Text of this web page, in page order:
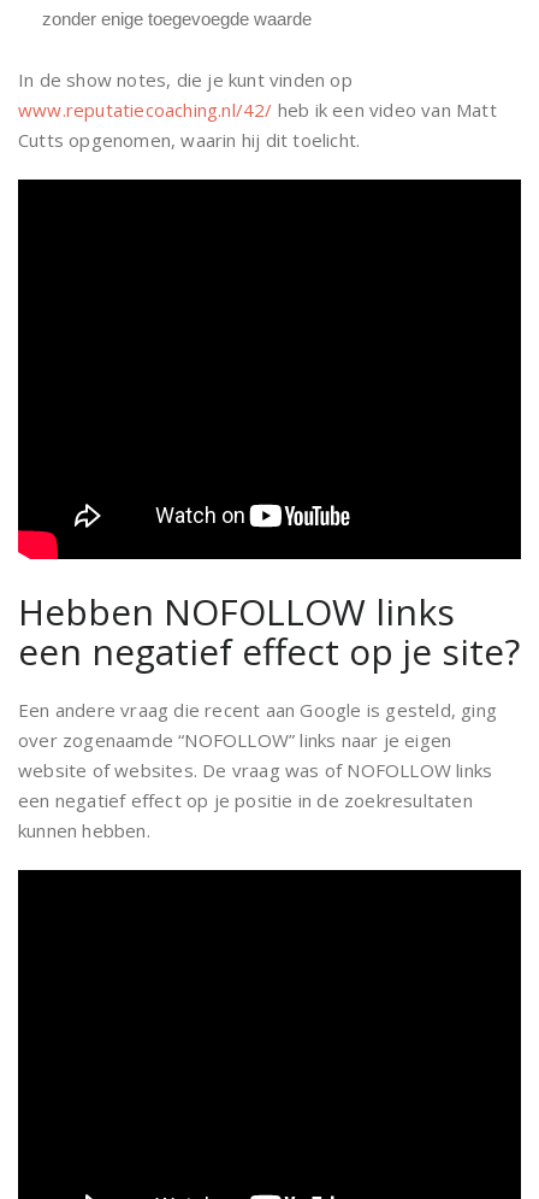
zonder enige toegevoegde waarde
In de show notes, die je kunt vinden op
www.reputatiecoaching.nl/42/ heb ik een video van Matt
Cutts opgenomen, waarin hij dit toelicht.
Hebben NOFOLLOW links
een negatief effect op je site?
Een andere vraag die recent aan Google is gesteld, ging
over zogenaamde “NOFOLLOW” links naar je eigen
website of websites. De vraag was of NOFOLLOW links
een negatief effect op je positie in de zoekresultaten
kunnen hebben.